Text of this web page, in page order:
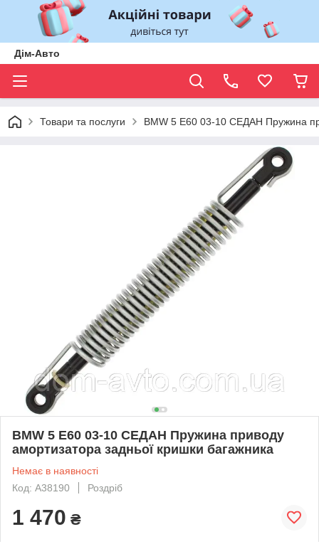
Дім-Авто
Товари та послуги BMW 5 E60 03-10 СЕДАН Пружина
BMW 5 E60 03-10 СЕДАН Пружина приводу
амортизатора задньої кришки багажника
Немає в наявності
Код: A38190
Роздріб
1 470 ₴